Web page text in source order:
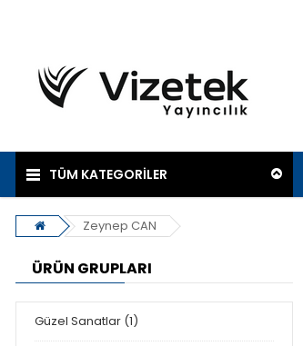
TÜM KATEGORİLER
Zeynep CAN
ÜRÜN GRUPLARI
Güzel Sanatlar (1)